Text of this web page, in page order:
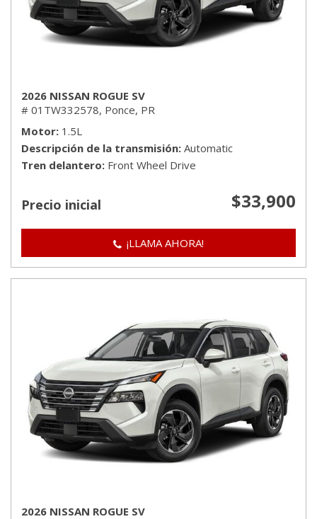
2026 NISSAN ROGUE SV
# 01TW332578, Ponce, PR
Motor 1.5L
Descripción de la transmisión Automatic
Tren delantero Front Wheel Drive
Precio inicial $33,900
¡LLAMA AHORA!
2026 NISSAN ROGUE SV